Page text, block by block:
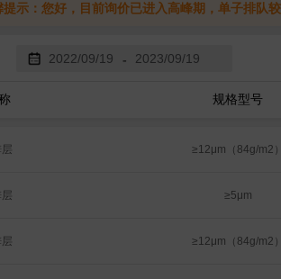
提示：您好，目前询价已进入高峰期，单子排队
-
规格型号
≥12μm（84g/m2
≥5μm
≥12μm（84g/m2